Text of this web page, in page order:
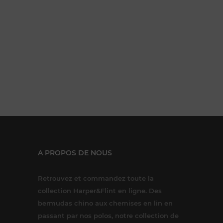
A PROPOS DE NOUS
Retrouvez et commandez toute la
collection Harper&Flint en ligne. Des
bermudas chino aux chemises en lin en
passant par nos polos, notre collection de